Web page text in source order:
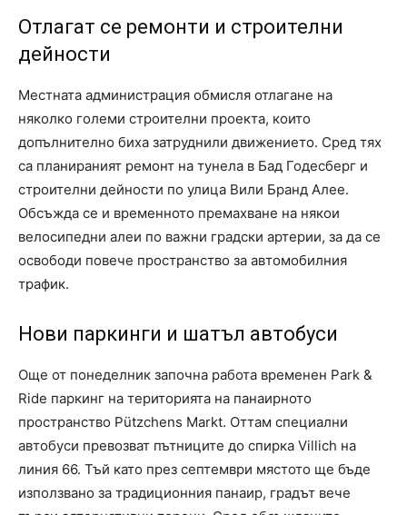
Отлагат се ремонти и строителни
дейности
Местната администрация обмисля отлагане на
няколко големи строителни проекта, които
допълнително биха затруднили движението. Сред тях
са планираният ремонт на тунела в Бад Годесберг и
строителни дейности по улица Вили Бранд Алее.
Обсъжда се и временното премахване на някои
велосипедни алеи по важни градски артерии, за да се
освободи повече пространство за автомобилния
трафик.
Нови паркинги и шатъл автобуси
Още от понеделник започна работа временен Park &
Ride паркинг на територията на панаирното
пространство Pützchens Markt. Оттам специални
автобуси превозват пътниците до спирка Villich на
линия 66. Тъй като през септември мястото ще бъде
използвано за традиционния панаир, градът вече